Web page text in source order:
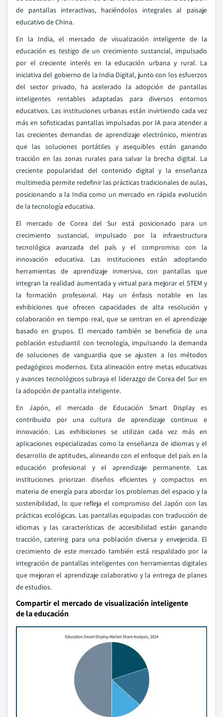
de pantallas interactivas, haciéndolos integrales al paisaje
educativo de China.
En la India, el mercado de visualización inteligente de la
educación es testigo de un crecimiento sustancial, impulsado
por el creciente interés en la educación urbana y rural. La
iniciativa del gobierno de la India Digital, junto con los esfuerzos
del sector privado, ha acelerado la adopción de pantallas
inteligentes rentables adaptadas para diversos entornos
educativos. Las instituciones urbanas están invirtiendo cada vez
más en sofisticadas pantallas impulsadas por IA para atender a
las crecientes demandas de aprendizaje electrónico, mientras
que las soluciones portátiles y asequibles están ganando
tracción en las zonas rurales para salvar la brecha digital. La
creciente popularidad del contenido digital y la enseñanza
multimedia permite redefinir las prácticas tradicionales de aulas,
posicionando a la India como un mercado en rápida evolución
de la tecnología educativa.
El mercado de Corea del Sur está posicionado para un
crecimiento sustancial, impulsado por la infraestructura
tecnológica avanzada del país y el compromiso con la
innovación educativa. Las instituciones están adoptando
herramientas de aprendizaje inmersiva, con pantallas que
integran la realidad aumentada y virtual para mejorar el STEM y
la formación profesional. Hay un énfasis notable en las
exhibiciones que ofrecen capacidades de alta resolución y
colaboración en tiempo real, que se centran en el aprendizaje
basado en grupos. El mercado también se beneficia de una
población estudiantil con tecnología, impulsando la demanda
de soluciones de vanguardia que se ajusten a los métodos
pedagógicos modernos. Esta alineación entre metas educativas
y avances tecnológicos subraya el liderazgo de Corea del Sur en
la adopción de pantalla inteligente.
En Japón, el mercado de Educación Smart Display es
contribuido por una cultura de aprendizaje continuo e
innovación. Las exhibiciones se utilizan cada vez más en
aplicaciones especializadas como la enseñanza de idiomas y el
desarrollo de aptitudes, alineando con el enfoque del país en la
educación profesional y el aprendizaje permanente. Las
instituciones priorizan diseños eficientes y compactos en
materia de energía para abordar los problemas del espacio y la
sostenibilidad, lo que refleja el compromiso del Japón con las
prácticas ecológicas. Las pantallas equipadas con traducción de
idiomas y las características de accesibilidad están ganando
tracción, catering para una población diversa y envejecida. El
crecimiento de este mercado también está respaldado por la
integración de pantallas inteligentes con herramientas digitales
que mejoran el aprendizaje colaborativo y la entrega de planes
de estudios.
Compartir el mercado de visualización inteligente
de la educación